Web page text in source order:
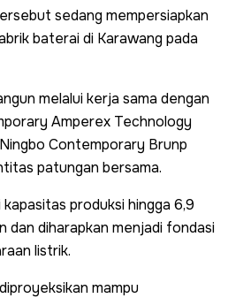
sedang mempersiapkan
baterai di Karawang pada
melalui kerja sama dengan
Amperex Technology
Contemporary Brunp
patungan bersama.
produksi hingga 6,9
diharapkan menjadi fondasi
listrik.
mampu